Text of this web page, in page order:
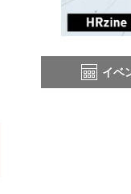
イベ